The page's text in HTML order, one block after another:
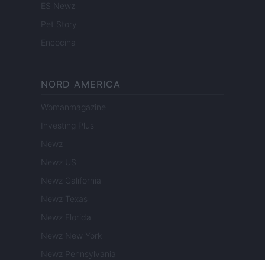
ES Newz
Pet Story
Encocina
NORD AMERICA
Womanmagazine
Investing Plus
Newz
Newz US
Newz California
Newz Texas
Newz Florida
Newz New York
Newz Pennsylvania